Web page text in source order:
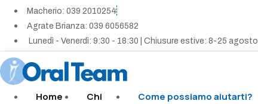
contenuto
Macherio: 039 2010254
Agrate Brianza: 039 6056582
Lunedì - Venerdì: 9:30 - 18:30 | Chiusure estive: 8-25 agosto
Home
Chi
Come possiamo aiutarti?